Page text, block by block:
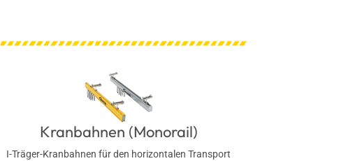
Kranbahnen (Monorail)
I-Träger-Kranbahnen für den horizontalen Transport